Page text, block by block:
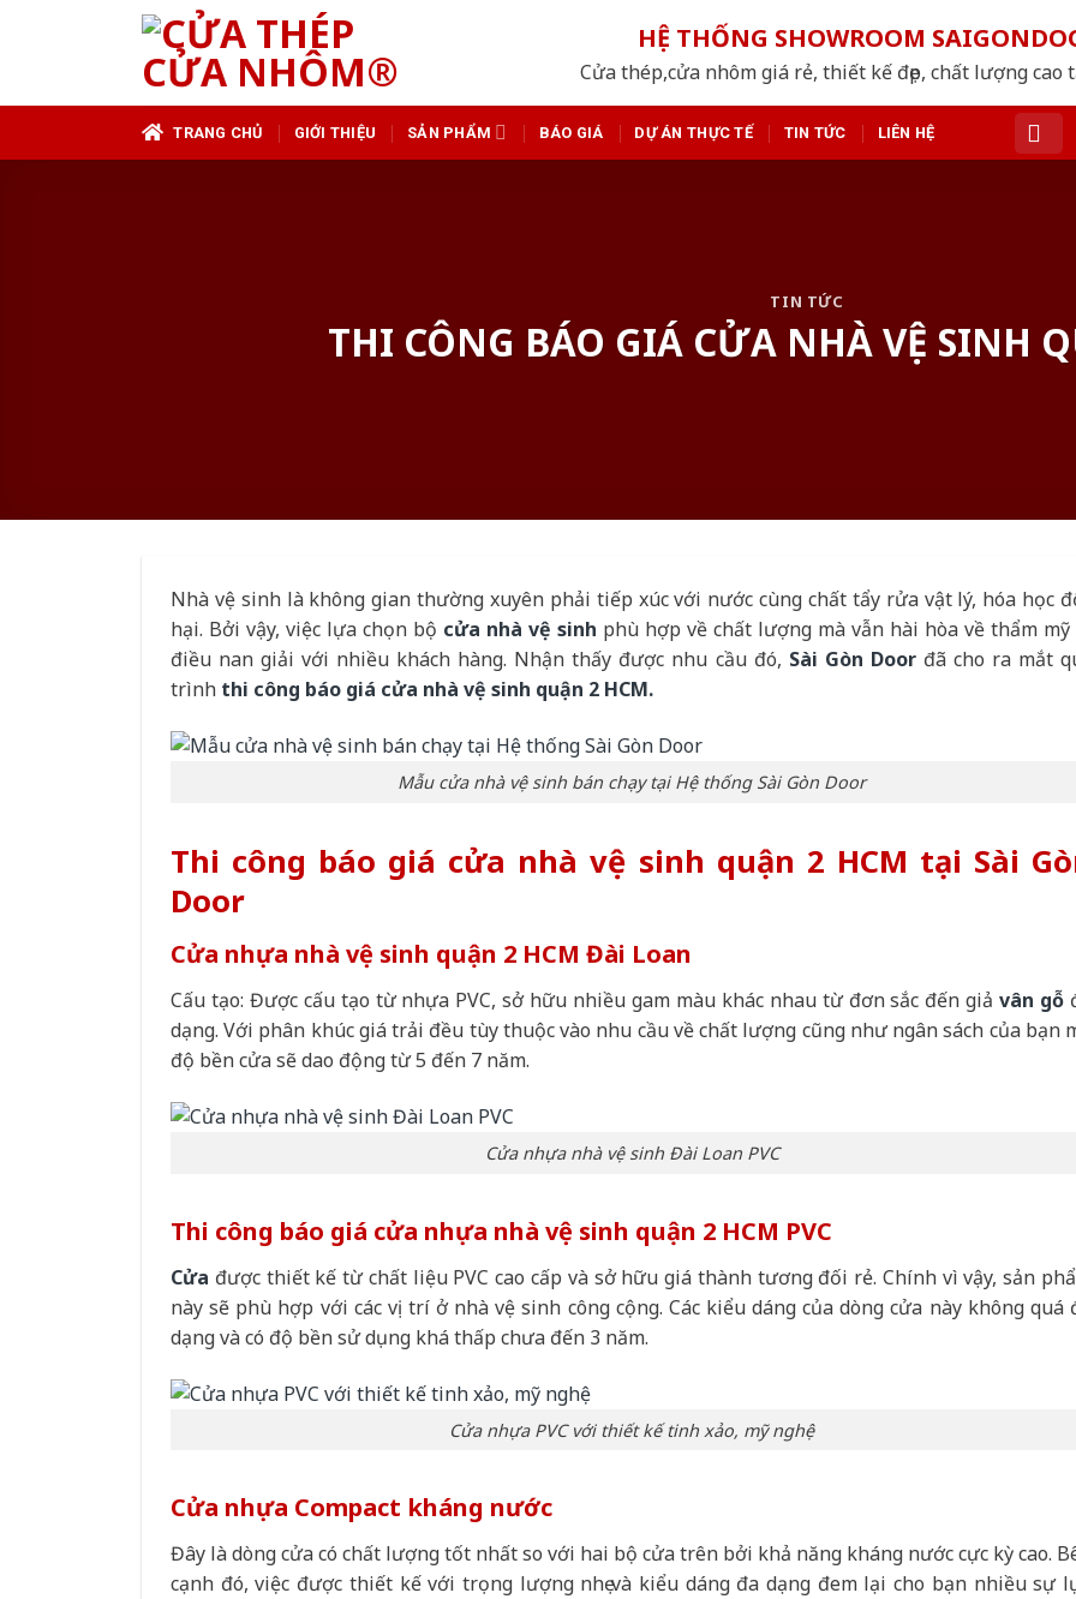
HỆ THỐNG SHOWROOM
Cửa thép,cửa nhôm giá rẻ, thiết kế đẹp, chất lượng cao
TRANG CHỦ GIỚI THIỆU SẢN PHẨM BÁO GIÁ DỰ ÁN THỰC TẾ TIN TỨC LIÊN HỆ
TIN TỨC
THI CÔNG BÁO GIÁ CỬA NHÀ VỆ SINH
Nhà vệ sinh là không gian thường xuyên phải tiếp xúc với nước cùng chất tẩy rửa vật lý, hóa học
hại. Bởi vậy, việc lựa chọn bộ cửa nhà vệ sinh phù hợp về chất lượng mà vẫn hài hòa về thẩm mỹ
điều nan giải với nhiều khách hàng. Nhận thấy được nhu cầu đó, Sài Gòn Doorđã cho ra mắt
trình thi công báo giá cửa nhà vệ sinh quận 2 HCM.
Mẫu cửa nhà vệ sinh bán chạy tại Hệ thống Sài Gòn Door
Thi công báo giá cửa nhà vệ sinh quận 2 HCM tại Sài
Door
Cửa nhựa nhà vệ sinh quận 2 HCM Đài Loan
Cấu tạo: Được cấu tạo từ nhựa PVC, sở hữu nhiều gam màu khác nhau từ đơn sắc đến giảvân gỗ
dạng. Với phân khúc giá trải đều tùy thuộc vào nhu cầu về chất lượng cũng như ngân sách của bạn
độ bền cửa sẽ dao động từ 5 đến 7 năm.
Cửa nhựa nhà vệ sinh Đài Loan PVC
Thi công báo giá cửa nhựa nhà vệ sinh quận 2 HCM PVC
Cửa được thiết kế từ chất liệu PVC cao cấp và sở hữu giá thành tương đối rẻ. Chính vì vậy, sản
này sẽ phù hợp với các vị trí ở nhà vệ sinh công cộng. Các kiểu dáng của dòng cửa này không quá
dạng và có độ bền sử dụng khá thấp chưa đến 3 năm.
Cửa nhựa PVC với thiết kế tinh xảo, mỹ nghệ
Cửa nhựa Compact kháng nước
Đây là dòng cửa có chất lượng tốt nhất so với hai bộ cửa trên bởi khả năng kháng nước cực kỳ cao.
cạnh đó, việc được thiết kế với trọng lượng nhẹ và kiểu dáng đa dạng đem lại cho bạn nhiều sự